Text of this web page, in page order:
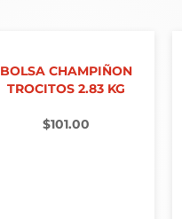
BOLSA CHAMPIÑON
TROCITOS 2.83 KG
$101.00